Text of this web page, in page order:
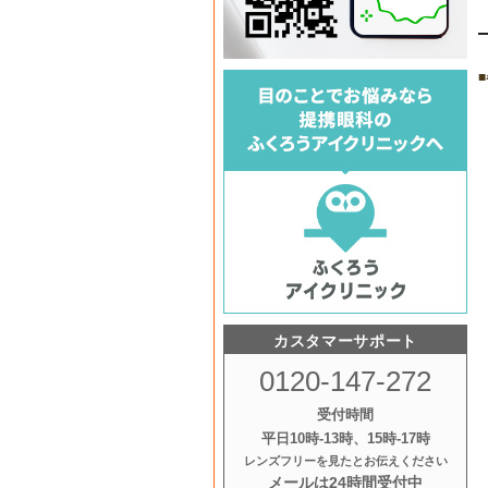
カスタマーサポート
0120-147-272
受付時間
平日10時‐13時、15時‐17時
レンズフリーを見たとお伝えください
メールは24時間受付中
■